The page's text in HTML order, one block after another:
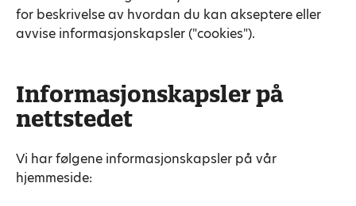
for beskrivelse av hvordan du kan akseptere eller
avvise informasjonskapsler ("cookies").
Informasjonskapsler på
nettstedet
Vi har følgene informasjonskapsler på vår
hjemmeside: